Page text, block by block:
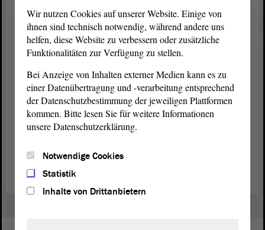
Landtagspräsidentin Gabriele Brakebusch empfing die
Mädchenchöre aus Jerusalem und Wernigerode in ihrem
Landtag. Foto: Landesgymnasium für Musik Wernigerode
Wir nutzen Cookies auf unserer Website. Einige von
ihnen sind technisch notwendig, während andere uns
helfen, diese Website zu verbessern oder zusätzliche
Funktionalitäten zur Verfügung zu stellen.
Bei Anzeige von Inhalten externer Medien kann es zu
einer Datenübertragung und -verarbeitung entsprechend
der Datenschutzbestimmung der jeweiligen Plattformen
kommen. Bitte lesen Sie für weitere Informationen
unsere Datenschutzerklärung.
Notwendige Cookies
Statistik
Inhalte von Drittanbietern